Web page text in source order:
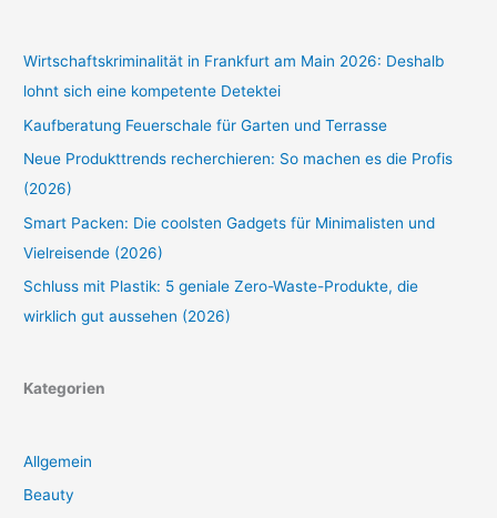
Wirtschaftskriminalität in Frankfurt am Main 2026: Deshalb
lohnt sich eine kompetente Detektei
Kaufberatung Feuerschale für Garten und Terrasse
Neue Produkttrends recherchieren: So machen es die Profis
(2026)
Smart Packen: Die coolsten Gadgets für Minimalisten und
Vielreisende (2026)
Schluss mit Plastik: 5 geniale Zero-Waste-Produkte, die
wirklich gut aussehen (2026)
Kategorien
Allgemein
Beauty